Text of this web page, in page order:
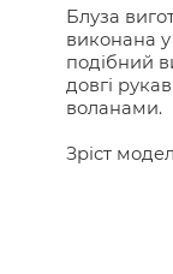
Блуза
виконана у
подібний
довгі
воланами.
Зріст